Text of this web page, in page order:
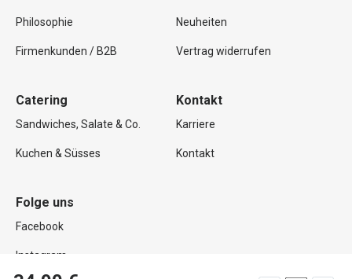
Philosophie
Firmenkunden / B2B
Neuheiten
Vertrag widerrufen
Catering
Sandwiches, Salate & Co.
Kuchen & Süsses
Kontakt
Karriere
Kontakt
Folge uns
Facebook
Instagram